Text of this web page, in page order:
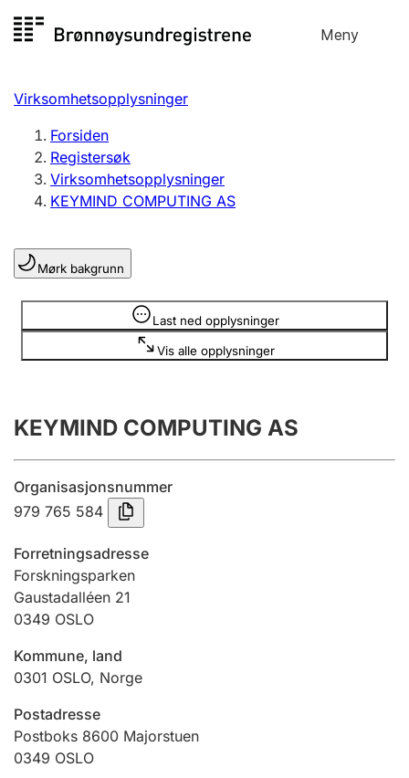
til
Meny
Registersøk
Aksjeselskap
Enkeltpersonforetak
Registrere, endre, slette
Lag og forening
Registrere, endre, slette
Innsending og forsinkelsesgebyr
Jeger
Betaling og jegeravgiftskort
Ektepaktveileder
Offentlig sektor
Virksomhetsopplysninger
Forsiden
Registersøk
Virksomhetsopplysninger
KEYMIND COMPUTING AS
Mørk bakgrunn
Last ned opplysninger
Vis alle opplysninger
Opplysninger er skjult
KEYMIND COMPUTING AS
Organisasjonsnummer
979 765 584
Forretningsadresse
Forskningsparken
Gaustadalléen 21
0349 OSLO
Kommune, land
0301 OSLO, Norge
Postadresse
Postboks 8600 Majorstuen
0349 OSLO